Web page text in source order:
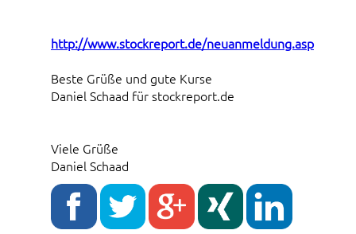
http://www.stockreport.de/neuanmeldung.asp
Beste Grüße und gute Kurse
Daniel Schaad für stockreport.de
Viele Grüße
Daniel Schaad